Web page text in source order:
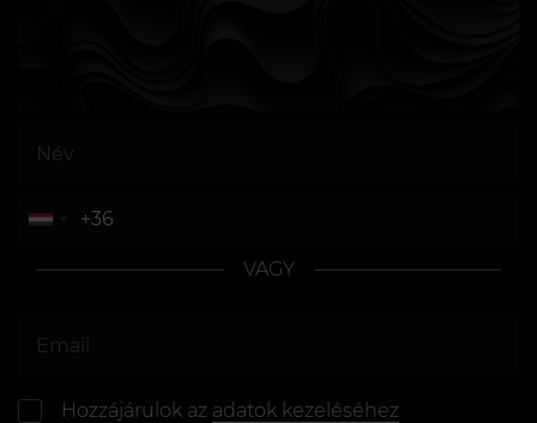
VAGY
Hozzájárulok az adatok kezeléséhez